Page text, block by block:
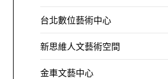
台北數位藝術中心
新思維人文藝術空間
金車文藝中心